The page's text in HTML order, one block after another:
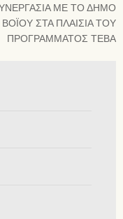
ΜΕ ΤΟ ΔΗΜΟ
ΒΟΪΟΥ ΣΤΑ ΠΛΑΙΣΙΑ ΤΟΥ
ΠΡΟΓΡΑΜΜΑΤΟΣ ΤΕΒΑ